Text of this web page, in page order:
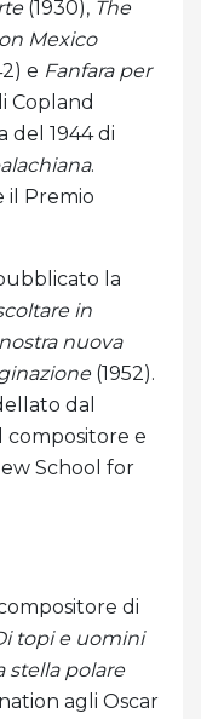
(1930), The
Mexico
e Fanfara per
Copland
del 1944 di
.
il Premio
la
in
nuova
(1952).
dal
compositore e
School for
di
topi e uomini
stella polare
agli Oscar